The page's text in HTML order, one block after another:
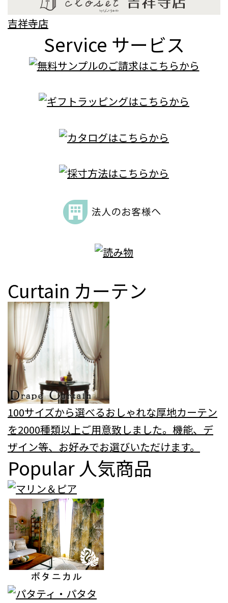
吉祥寺店
Service サービス
Curtain カーテン
100サイズから選べるおしゃれな厚地カーテン
を2000種類以上ご用意致しました。機能、デ
ザイン等、お好みでお選びいただけます。
Popular 人気商品